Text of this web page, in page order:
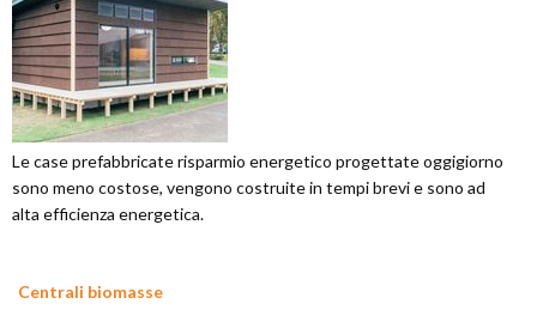
Le case prefabbricate risparmio energetico progettate oggigiorno
sono meno costose, vengono costruite in tempi brevi e sono ad
alta efficienza energetica.
Centrali biomasse